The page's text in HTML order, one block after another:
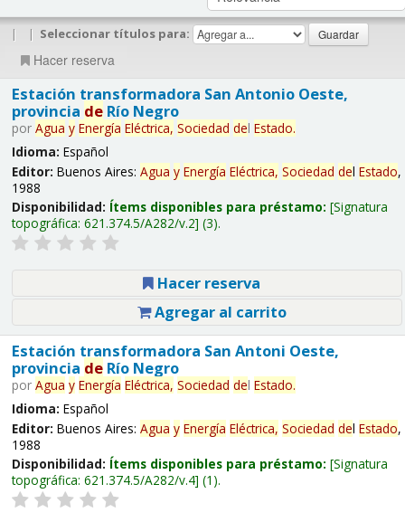
| | Seleccionar títulos para:
Hacer reserva
Estación transformadora San Antonio Oeste,
provincia deRío Negro
por Agua y Energía Eléctrica, Sociedad del Estado.
Idioma: Español
Editor: Buenos Aires: Agua y Energía Eléctrica, Sociedad del Estado,
1988
Disponibilidad: Ítems disponibles para préstamo: Signatura
topográfica: 621.374.5/A282/v.2 (3).
Hacer reserva
Agregar al carrito
Estación transformadora San Antoni Oeste,
provincia deRío Negro
por Agua y Energía Eléctrica, Sociedad del Estado.
Idioma: Español
Editor: Buenos Aires: Agua y Energía Eléctrica, Sociedad del Estado,
1988
Disponibilidad: Ítems disponibles para préstamo: Signatura
topográfica: 621.374.5/A282/v.4 (1).